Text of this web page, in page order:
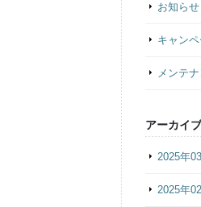
お知らせ
キャン
メンテ
アーカイブ
2025年
2025年